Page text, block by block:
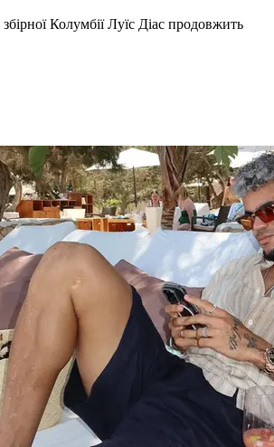
Колумбії Луїс Діас продовжить